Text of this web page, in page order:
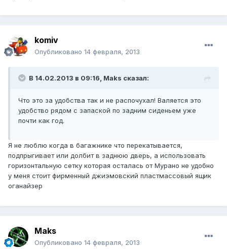
komiv
Опубликовано 14 февраля, 2013
В 14.02.2013 в 09:16, Maks сказал:
Что это за удобства так и не распочухал! Валяется это
удобство рядом с запаской по задним сиденьем уже
почти как год.
Я не люблю когда в багажнике что перекатывается,
подпрыгивает или долбит в заднюю дверь, а использовать
горизонтальную сетку которая осталась от Мурано не удобно
у меня стоит фирменный джиэмовский пластмассовый ящик
оганайзер
Maks
Опубликовано 14 февраля, 2013